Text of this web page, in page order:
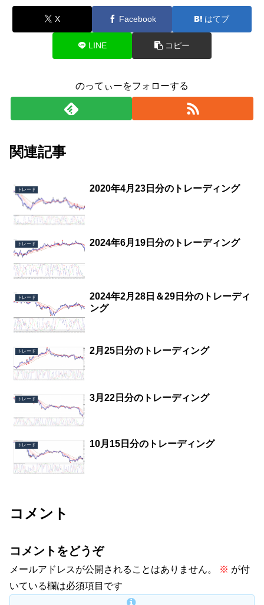
X Facebook はてブ
LINE コピー
のってぃーをフォローする
関連記事
トレード 2020年4月23日分のトレーディング
トレード 2024年6月19日分のトレーディング
トレード
2024年2月28日＆29日分のトレーディ
ング
トレード 2月25日分のトレーディング
トレード 3月22日分のトレーディング
トレード 10月15日分のトレーディング
コメント
コメントをどうぞ
メールアドレスが公開されることはありません。 ※ が付
いている欄は必須項目です